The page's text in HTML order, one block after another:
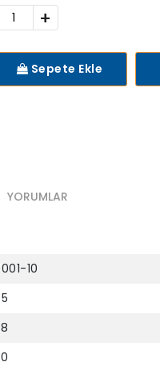
+
Sepete Ekle
YORUMLAR
10